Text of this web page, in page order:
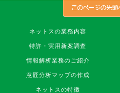
ネットスの業務内容
特許・実用新案調査
情報解析業務のご紹介
意匠分析マップの作成
ネットスの特徴